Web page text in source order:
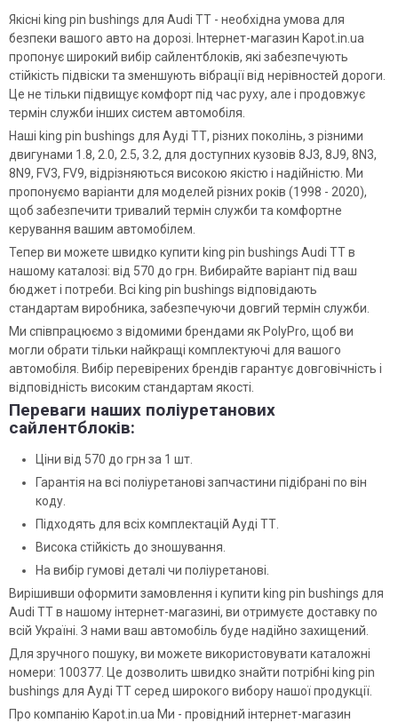
Якісні king pin bushings для Audi TT - необхідна умова для
безпеки вашого авто на дорозі. Інтернет-магазин Kapot.in.ua
пропонує широкий вибір сайлентблоків, які забезпечують
стійкість підвіски та зменшують вібрації від нерівностей дороги.
Це не тільки підвищує комфорт під час руху, але і продовжує
термін служби інших систем автомобіля.
Наші king pin bushings для Ауді ТТ, різних поколінь, з різними
двигунами 1.8, 2.0, 2.5, 3.2, для доступних кузовів 8J3, 8J9, 8N3,
8N9, FV3, FV9, відрізняються високою якістю і надійністю. Ми
пропонуємо варіанти для моделей різних років (1998 - 2020),
щоб забезпечити тривалий термін служби та комфортне
керування вашим автомобілем.
Тепер ви можете швидко купити king pin bushings Audi TT в
нашому каталозі: від 570 до грн. Вибирайте варіант під ваш
бюджет і потреби. Всі king pin bushings відповідають
стандартам виробника, забезпечуючи довгий термін служби.
Ми співпрацюємо з відомими брендами як PolyPro, щоб ви
могли обрати тільки найкращі комплектуючі для вашого
автомобіля. Вибір перевірених брендів гарантує довговічність і
відповідність високим стандартам якості.
Переваги наших поліуретанових
сайлентблоків:
Ціни від 570 до грн за 1 шт.
Гарантія на всі поліуретанові запчастини підібрані по він
коду.
Підходять для всіх комплектацій Ауді ТТ.
Висока стійкість до зношування.
На вибір гумові деталі чи поліуретанові.
Вирішивши оформити замовлення і купити king pin bushings для
Audi TT в нашому інтернет-магазині, ви отримуєте доставку по
всій Україні. З нами ваш автомобіль буде надійно захищений.
Для зручного пошуку, ви можете використовувати каталожні
номери: 100377. Це дозволить швидко знайти потрібні king pin
bushings для Ауді ТТ серед широкого вибору нашої продукції.
Про компанію Kapot.in.ua Ми - провідний інтернет-магазин